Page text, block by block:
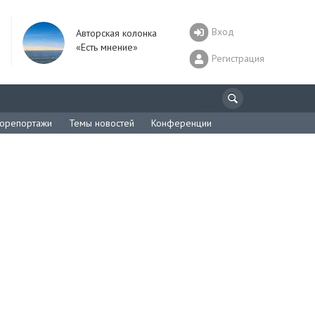
Авторская колонка
«Есть мнение»
Вход
Регистрация
Темы новостей Конференции